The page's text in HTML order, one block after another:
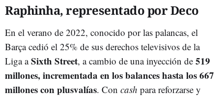
Raphinha, representado por Deco
En el verano de 2022, conocido por las palancas, el
Barça cedió el 25% de sus derechos televisivos de la
Liga aSixth Street, a cambio de una inyección de 519
millones, incrementada en los balances hasta los 667
millones con plusvalías. Con cash para reforzarse y